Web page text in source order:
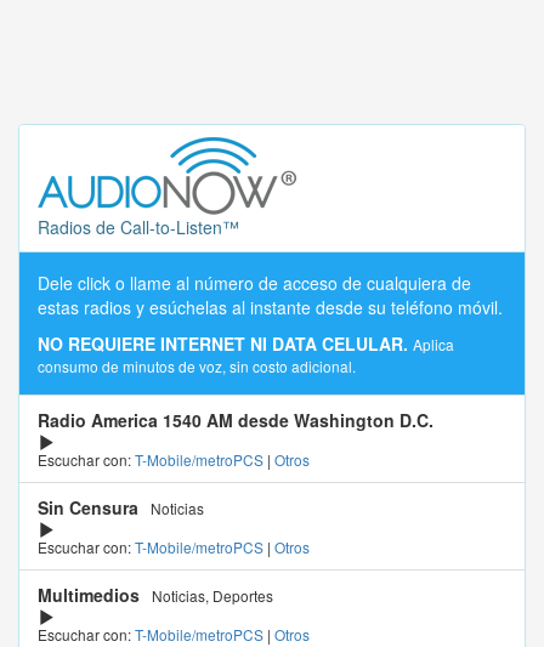
Radios de Call-to-Listen™
Dele click o llame al número de acceso de cualquiera de
estas radios y esúchelas al instante desde su teléfono móvil.
NO REQUIERE INTERNET NI DATA CELULAR. Aplica
consumo de minutos de voz, sin costo adicional.
Radio America 1540 AM desde Washington D.C.
Escuchar con:T-Mobile/metroPCS | Otros
Sin Censura
Noticias
Escuchar con:T-Mobile/metroPCS | Otros
Multimedios
Noticias, Deportes
Escuchar con:T-Mobile/metroPCS | Otros